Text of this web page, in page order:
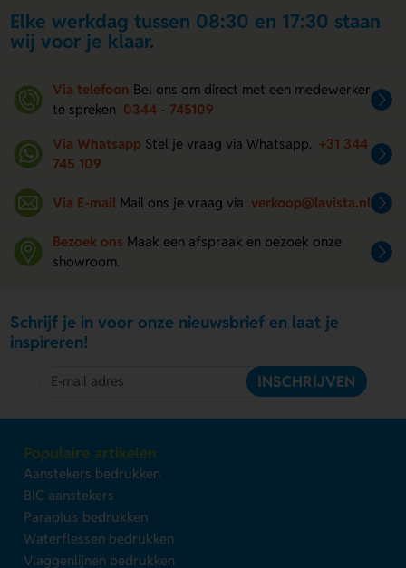
Elke werkdag tussen 08:30 en 17:30 staan
wij voor je klaar.
Via telefoon Bel ons om direct met een medewerker
te spreken 0344 - 745109
Via Whatsapp Stel je vraag via Whatsapp. +31 344
745 109
Via E-mail Mail ons je vraag via verkoop@lavista.nl
Bezoek ons Maak een afspraak en bezoek onze
showroom.
Schrijf je in voor onze nieuwsbrief en laat je
inspireren!
INSCHRIJVEN
Populaire artikelen
Aanstekers bedrukken
BIC aanstekers
Paraplu's bedrukken
Waterflessen bedrukken
Vlaggenlijnen bedrukken